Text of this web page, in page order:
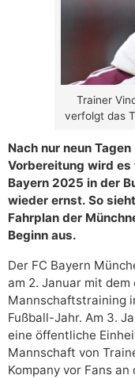
Trainer
verfolgt das
Nach nur neun Tagen
Vorbereitung wird es
Bayern 2025 in der
wieder ernst. So
Fahrplan der
Beginn aus.
Der FC Bayern
am 2. Januar mit dem
Mannschaftstraining
Fußball-Jahr. Am 3.
eine öffentliche
Mannschaft von
Kompany vor Fans an